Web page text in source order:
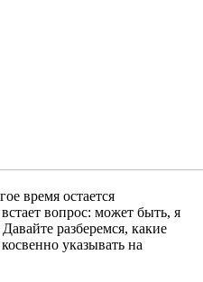
время остается
вопрос: может быть, я
разберемся, какие
указывать на